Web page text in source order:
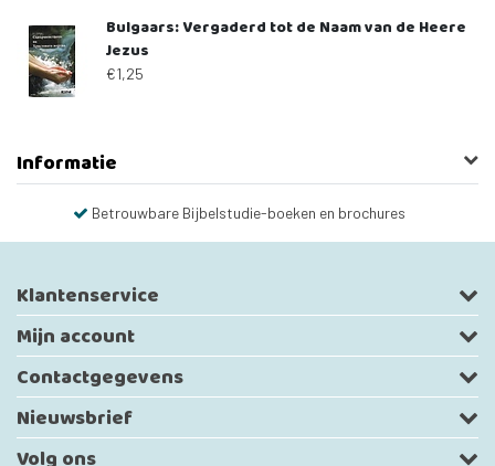
Bulgaars: Vergaderd tot de Naam van de Heere
Jezus
€1,25
Informatie
Betrouwbare Bijbelstudie-boeken en brochures
Klantenservice
Mijn account
Contactgegevens
Nieuwsbrief
Volg ons